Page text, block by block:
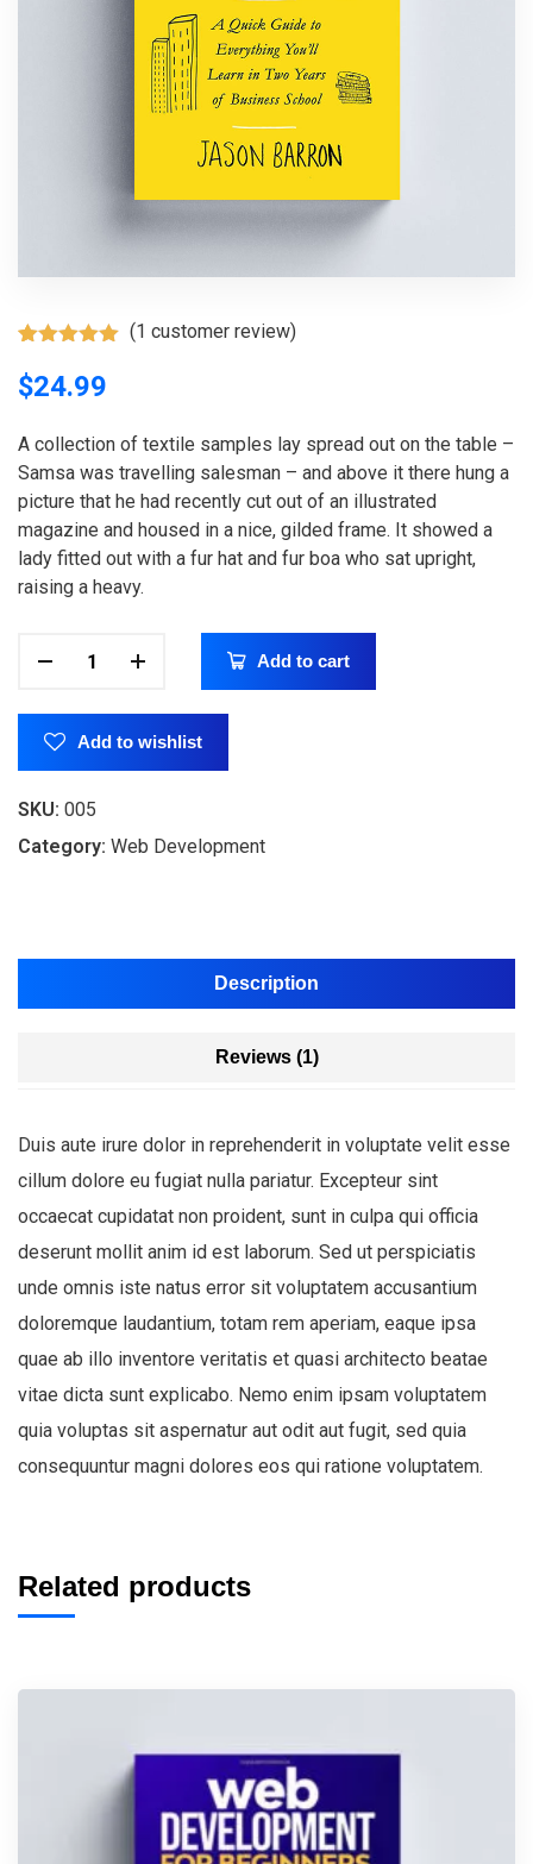
out of 5
based on
rating
(1 customer review)
$24.99
A collection of textile samples lay spread out on the table –
Samsa was travelling salesman – and above it there hung a
picture that he had recently cut out of an illustrated
magazine and housed in a nice, gilded frame. It showed a
lady fitted out with a fur hat and fur boa who sat upright,
raising a heavy.
Add to cart
Add to wishlist
SKU: 005
Category: Web Development
Description
Reviews (1)
Duis aute irure dolor in reprehenderit in voluptate velit esse
cillum dolore eu fugiat nulla pariatur. Excepteur sint
occaecat cupidatat non proident, sunt in culpa qui officia
deserunt mollit anim id est laborum. Sed ut perspiciatis
unde omnis iste natus error sit voluptatem accusantium
doloremque laudantium, totam rem aperiam, eaque ipsa
quae ab illo inventore veritatis et quasi architecto beatae
vitae dicta sunt explicabo. Nemo enim ipsam voluptatem
quia voluptas sit aspernatur aut odit aut fugit, sed quia
consequuntur magni dolores eos qui ratione voluptatem.
Related products